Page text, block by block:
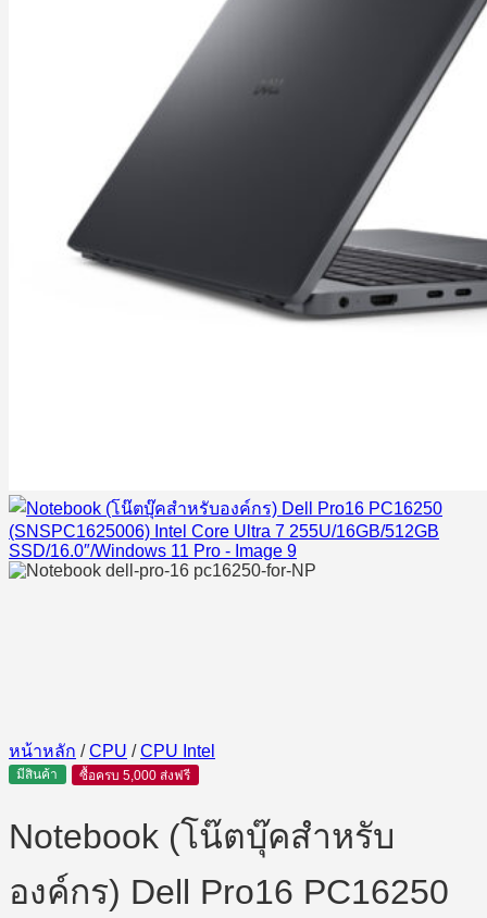
หน้าหลัก / CPU / CPU Intel
มีสินค้า ซื้อครบ 5,000 ส่งฟรี
Notebook (โน๊ตบุ๊คสำหรับ
องค์กร) Dell Pro16 PC16250